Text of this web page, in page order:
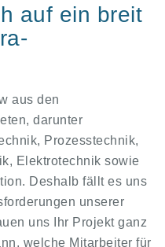
auf ein breit
aus den
darunter
Prozesstechnik,
Elektrotechnik sowie
Deshalb fällt es uns
unserer
uns Ihr Projekt ganz
welche Mitarbeiter für